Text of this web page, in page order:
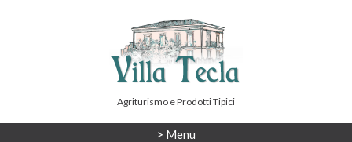
Agriturismo e Prodotti Tipici
> Menu